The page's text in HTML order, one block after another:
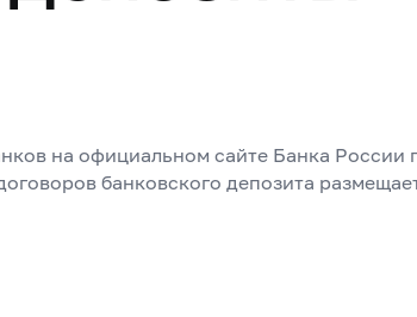
на официальном сайте Банка России
банковского депозита